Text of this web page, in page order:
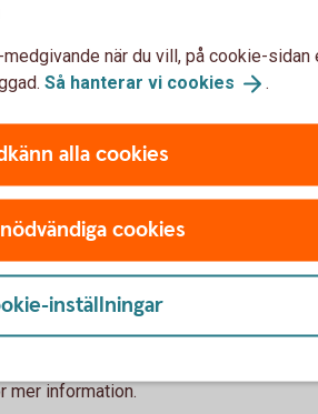
eller
har samband med
följd under de
fylls i och skrivs
mer information.
när du vill, på cookie-sidan
Så hanterar vi cookies .
alla cookies
cookies
inställningar